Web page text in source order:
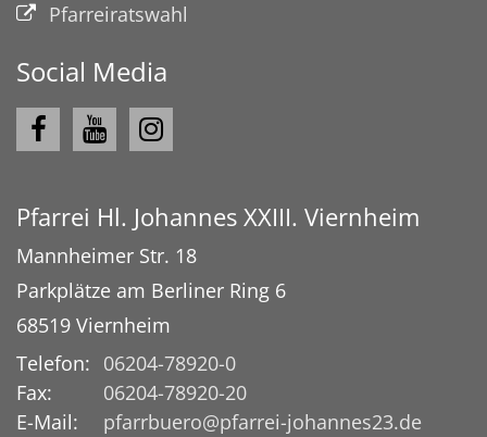
Pfarreiratswahl
Social Media
Pfarrei Hl. Johannes XXIII. Viernheim
Mannheimer Str. 18
Parkplätze am Berliner Ring 6
68519 Viernheim
Telefon: 06204-78920-0
Fax:
06204-78920-20
E-Mail:
pfarrbuero@pfarrei-johannes23.de